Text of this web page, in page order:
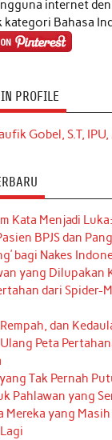
internet
kategori Bahasa
PROFILE
Gobel, S.T, IPU,
Kata Menjadi
BPJS dan
bagi Nakes
yang Dilupakan
dari Spider-
dan
Peta
Tak Pernah
Pahlawan yang
Mereka yang